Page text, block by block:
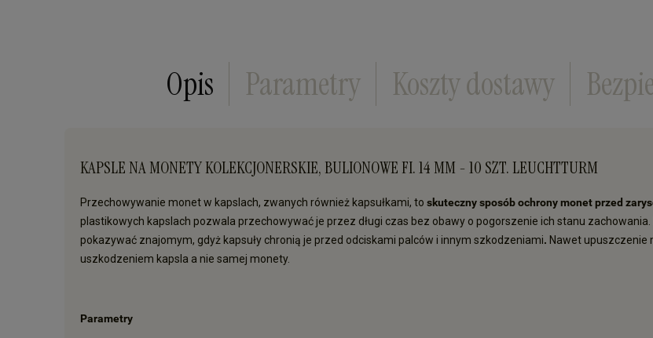
Opis Parametry Koszty dostawy
KAPSLE NA MONETY KOLEKCJONERSKIE, BULIONOWE FI. 14 MM - 10 SZT. LEUCHTTURM
Przechowywanie monet w kapslach, zwanych również kapsułkami, to skuteczny sposób ochrony monet przed
plastikowych kapslach pozwala przechowywać je przez długi czas bez obawy o pogorszenie ich stanu
pokazywać znajomym, gdyż kapsuły chronią je przed odciskami palców i innym szkodzeniami. Nawet upuszczenie
uszkodzeniem kapsla a nie samej monety.
Parametry